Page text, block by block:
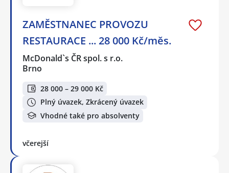
ZAMĚSTNANEC PROVOZU
RESTAURACE ... 28 000 Kč/měs.
McDonald`s ČR spol. s r.o.
Brno
28 000 – 29 000 Kč
Plný úvazek, Zkrácený úvazek
Vhodné také pro absolventy
včerejší